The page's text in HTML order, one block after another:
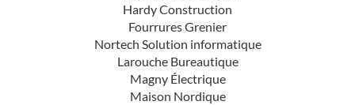
Hardy Construction
Fourrures Grenier
Nortech Solution informatique
Larouche Bureautique
Magny Électrique
Maison Nordique